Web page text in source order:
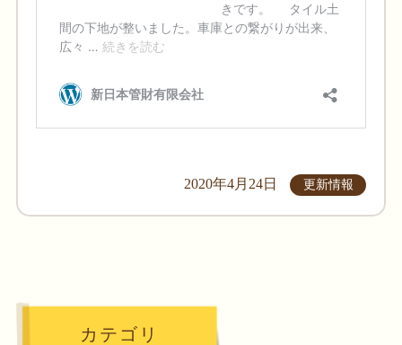
2020年4月24日 更新情報
カテゴリ